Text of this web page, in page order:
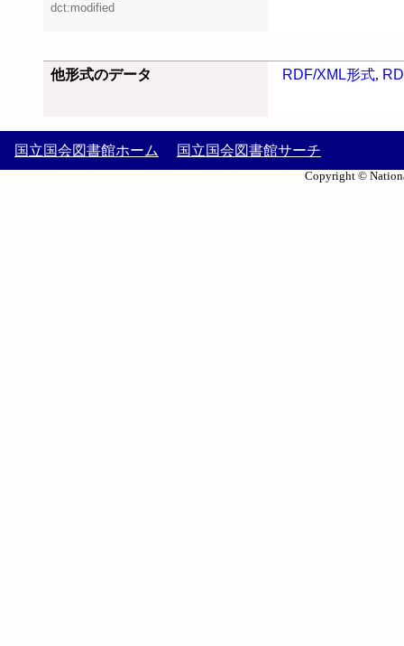
dct:modified
他形式のデータ RDF/XML形式,
国立国会図書館ホーム 国立国会図書館サーチ
Copyright ©